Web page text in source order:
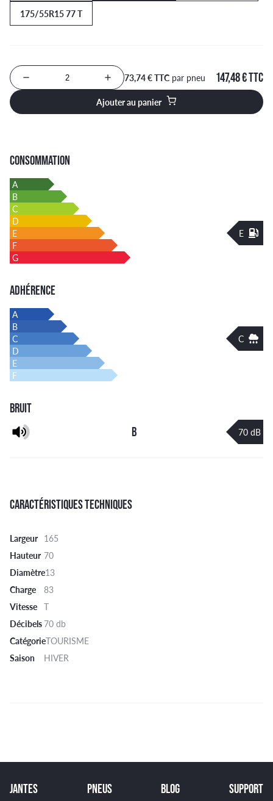
175/55R15 77 T
Nombre de produits à ajouter au panier
73,74 € TTC par pneu 147,48 € TTC
Ajouter au panier
CONSOMMATION
A
B
C
D
E
E
F
G
ADHÉRENCE
A
B
C
C
D
E
F
BRUIT
B
70 dB
CARACTÉRISTIQUES TECHNIQUES
Largeur 165
Hauteur 70
Diamètre13
Charge
83
Vitesse T
Décibels70 db
CatégorieTOURISME
Saison
HIVER
JANTES PNEUS BLOG SUPPORT